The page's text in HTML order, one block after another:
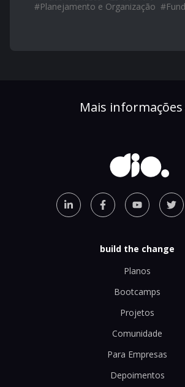
#Planejamento e Organização #
Mais informações
build the change
Planos
Bootcamps
Projetos
Comunidade
Para Empresas
Depoimentos